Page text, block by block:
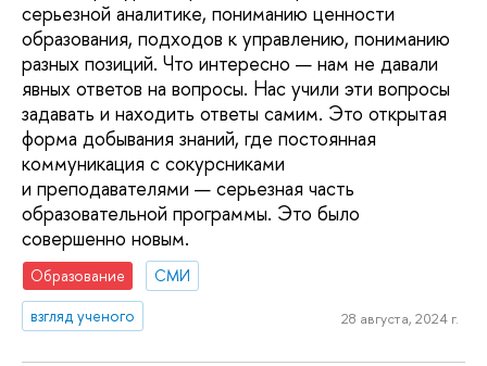
серьезной аналитике, пониманию ценности
образования, подходов к управлению, пониманию
разных позиций. Что интересно — нам не давали
явных ответов на вопросы. Нас учили эти вопросы
задавать и находить ответы самим. Это открытая
форма добывания знаний, где постоянная
коммуникация с сокурсниками
и преподавателями — серьезная часть
образовательной программы. Это было
совершенно новым.
Образование
СМИ
взгляд ученого
28 августа, 2024 г.